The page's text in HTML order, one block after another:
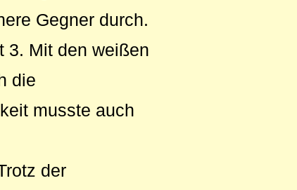
Gegner durch.
3. Mit den weißen
die
musste auch
der